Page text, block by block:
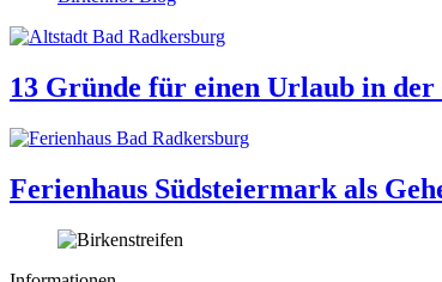
13 Gründe für einen Urlaub in
Ferienhaus Südsteiermark als